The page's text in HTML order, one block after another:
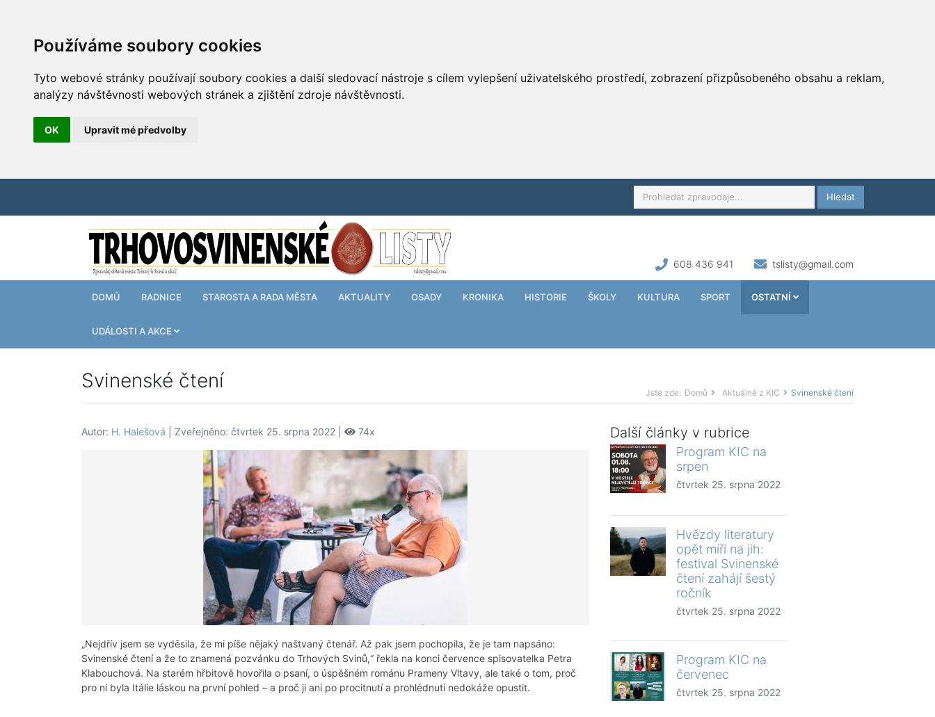
Používáme soubory cookies
Tyto webové stránky používají soubory cookies a další sledovací nástroje s cílem vylepšení uživatelského prostředí, zobrazení přizpůsobeného obsahu a reklam,
analýzy návštěvnosti webových stránek a zjištění zdroje návštěvnosti.
OK Upravit mé předvolby
Hledat
608 436 941 tslisty@gmail.com
DOMŮ RADNICE STAROSTA A RADA MĚSTA AKTUALITY OSADY KRONIKA HISTORIE ŠKOLY KULTURA SPORT OSTATNÍ
UDÁLOSTI A AKCE
Svinenské čtení
Jste zde: Domů Aktuálně z KIC Svinenské čtení
Autor: H. Halešová | Zveřejněno: čtvrtek 25. srpna 2022 | 74x
„Nejdřív jsem se vyděsila, že mi píše nějaký naštvaný čtenář. Až pak jsem pochopila, že je tam napsáno:
Svinenské čtení a že to znamená pozvánku do Trhových Svinů,“ řekla na konci července spisovatelka Petra
Klabouchová. Na starém hřbitově hovořila o psaní, o úspěšném románu Prameny Vltavy, ale také o tom, proč
pro ni byla Itálie láskou na první pohled – a proč ji ani po procitnutí a prohlédnutí nedokáže opustit.
Další články v rubrice
Program KIC na
srpen
čtvrtek 25. srpna 2022
Hvězdy literatury
opět míří na jih:
festival Svinenské
čtení zahájí šestý
ročník
čtvrtek 25. srpna 2022
Program KIC na
červenec
čtvrtek 25. srpna 2022